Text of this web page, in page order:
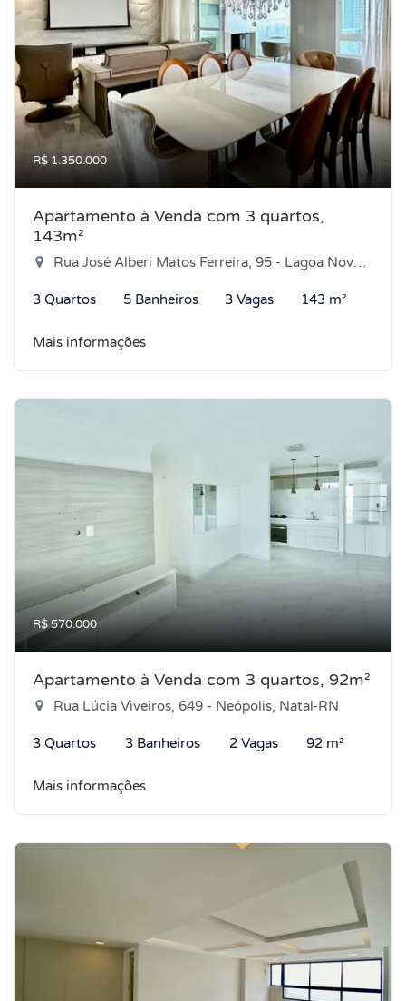
R$ 1.350.000
Apartamento à Venda com 3 quartos,
143m²
Rua José Alberi Matos Ferreira, 95 - Lagoa Nova, Natal-RN
3 Quartos 5 Banheiros 3 Vagas 143 m²
Mais informações
R$ 570.000
Apartamento à Venda com 3 quartos, 92m²
Rua Lúcia Viveiros, 649 - Neópolis, Natal-RN
3 Quartos 3 Banheiros 2 Vagas 92 m²
Mais informações